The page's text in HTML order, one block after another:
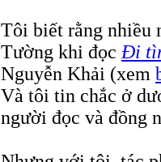
Tôi biết rằng nhiều
Tường khi đọc Đi
Nguyễn Khải (xem
Và tôi tin chắc ở
người đọc và đồng